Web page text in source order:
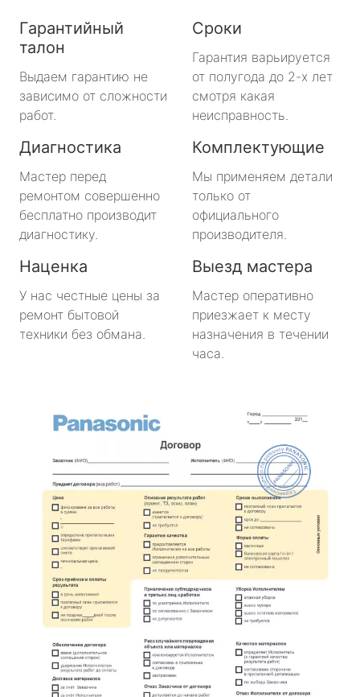
Гарантийный
талон
Выдаем гарантию не
зависимо от сложности
работ.
Сроки
Гарантия варьируется
от полугода до 2-х лет
смотря какая
неисправность.
Диагностика
Мастер перед
ремонтом совершенно
бесплатно производит
диагностику.
Комплектующие
Мы применяем детали
только от
официального
производителя.
Наценка
У нас честные цены за
ремонт бытовой
техники без обмана.
Выезд мастера
Мастер оперативно
приезжает к месту
назначения в течении
часа.